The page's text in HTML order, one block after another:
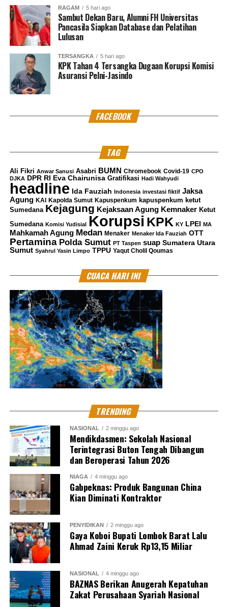
RAGAM 5 hari ago
Sambut Dekan Baru, Alumni FH Universitas
Pancasila Siapkan Database dan Pelatihan
Lulusan
TERSANGKA 5 hari ago
KPK Tahan 4 Tersangka Dugaan Korupsi Komisi
Asuransi Pelni-Jasindo
FACEBOOK
TAG
Ali Fikri Anwar Sanusi Asabri BUMN Chromebook Covid-19 CPO
DJKA
DPR RI Eva Chairunisa Gratifikasi Hadi Wahyudi
headline Ida Fauziah Indonesia investasi fiktif Jaksa
Agung KAI Kapolda Sumut Kapuspenkum kapuspenkum ketut
Sumedana Kejagung Kejaksaan Agung Kemnaker Ketut
Sumedana Komisi Yudisial Korupsi KPK KY LPEI MA
Mahkamah Agung Medan Menaker Menaker Ida Fauziah OTT
Pertamina Polda Sumut PT Taspen suap Sumatera Utara
Sumut Syahrul Yasin Limpo TPPU Yaqut Cholil Qoumas
CUACA HARI INI
TRENDING
NASIONAL 2 minggu ago
Mendikdasmen: Sekolah Nasional
Terintegrasi Buton Tengah Dibangun
dan Beroperasi Tahun 2026
NIAGA 4 minggu ago
Gabpeknas: Produk Bangunan China
Kian Diminati Kontraktor
PENYIDIKAN 2 minggu ago
Gaya Koboi Bupati Lombok Barat Lalu
Ahmad Zaini Keruk Rp13,15 Miliar
NASIONAL 4 minggu ago
BAZNAS Berikan Anugerah Kepatuhan
Zakat Perusahaan Syariah Nasional